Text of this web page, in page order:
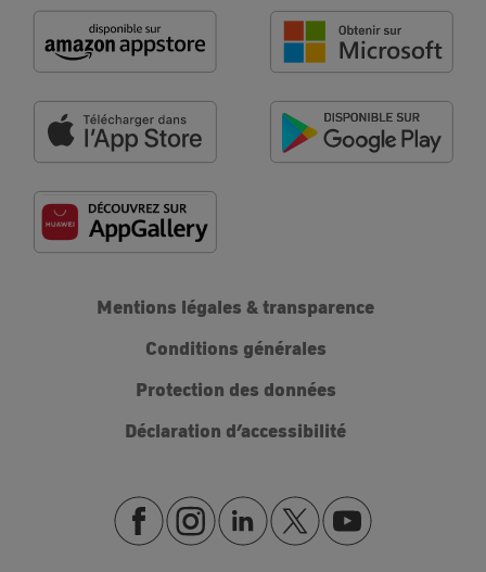
Mentions légales & transparence
Conditions générales
Protection des données
Déclaration d’accessibilité